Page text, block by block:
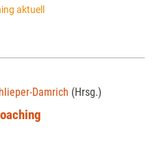
aktuell
Damrich (Hrsg.)